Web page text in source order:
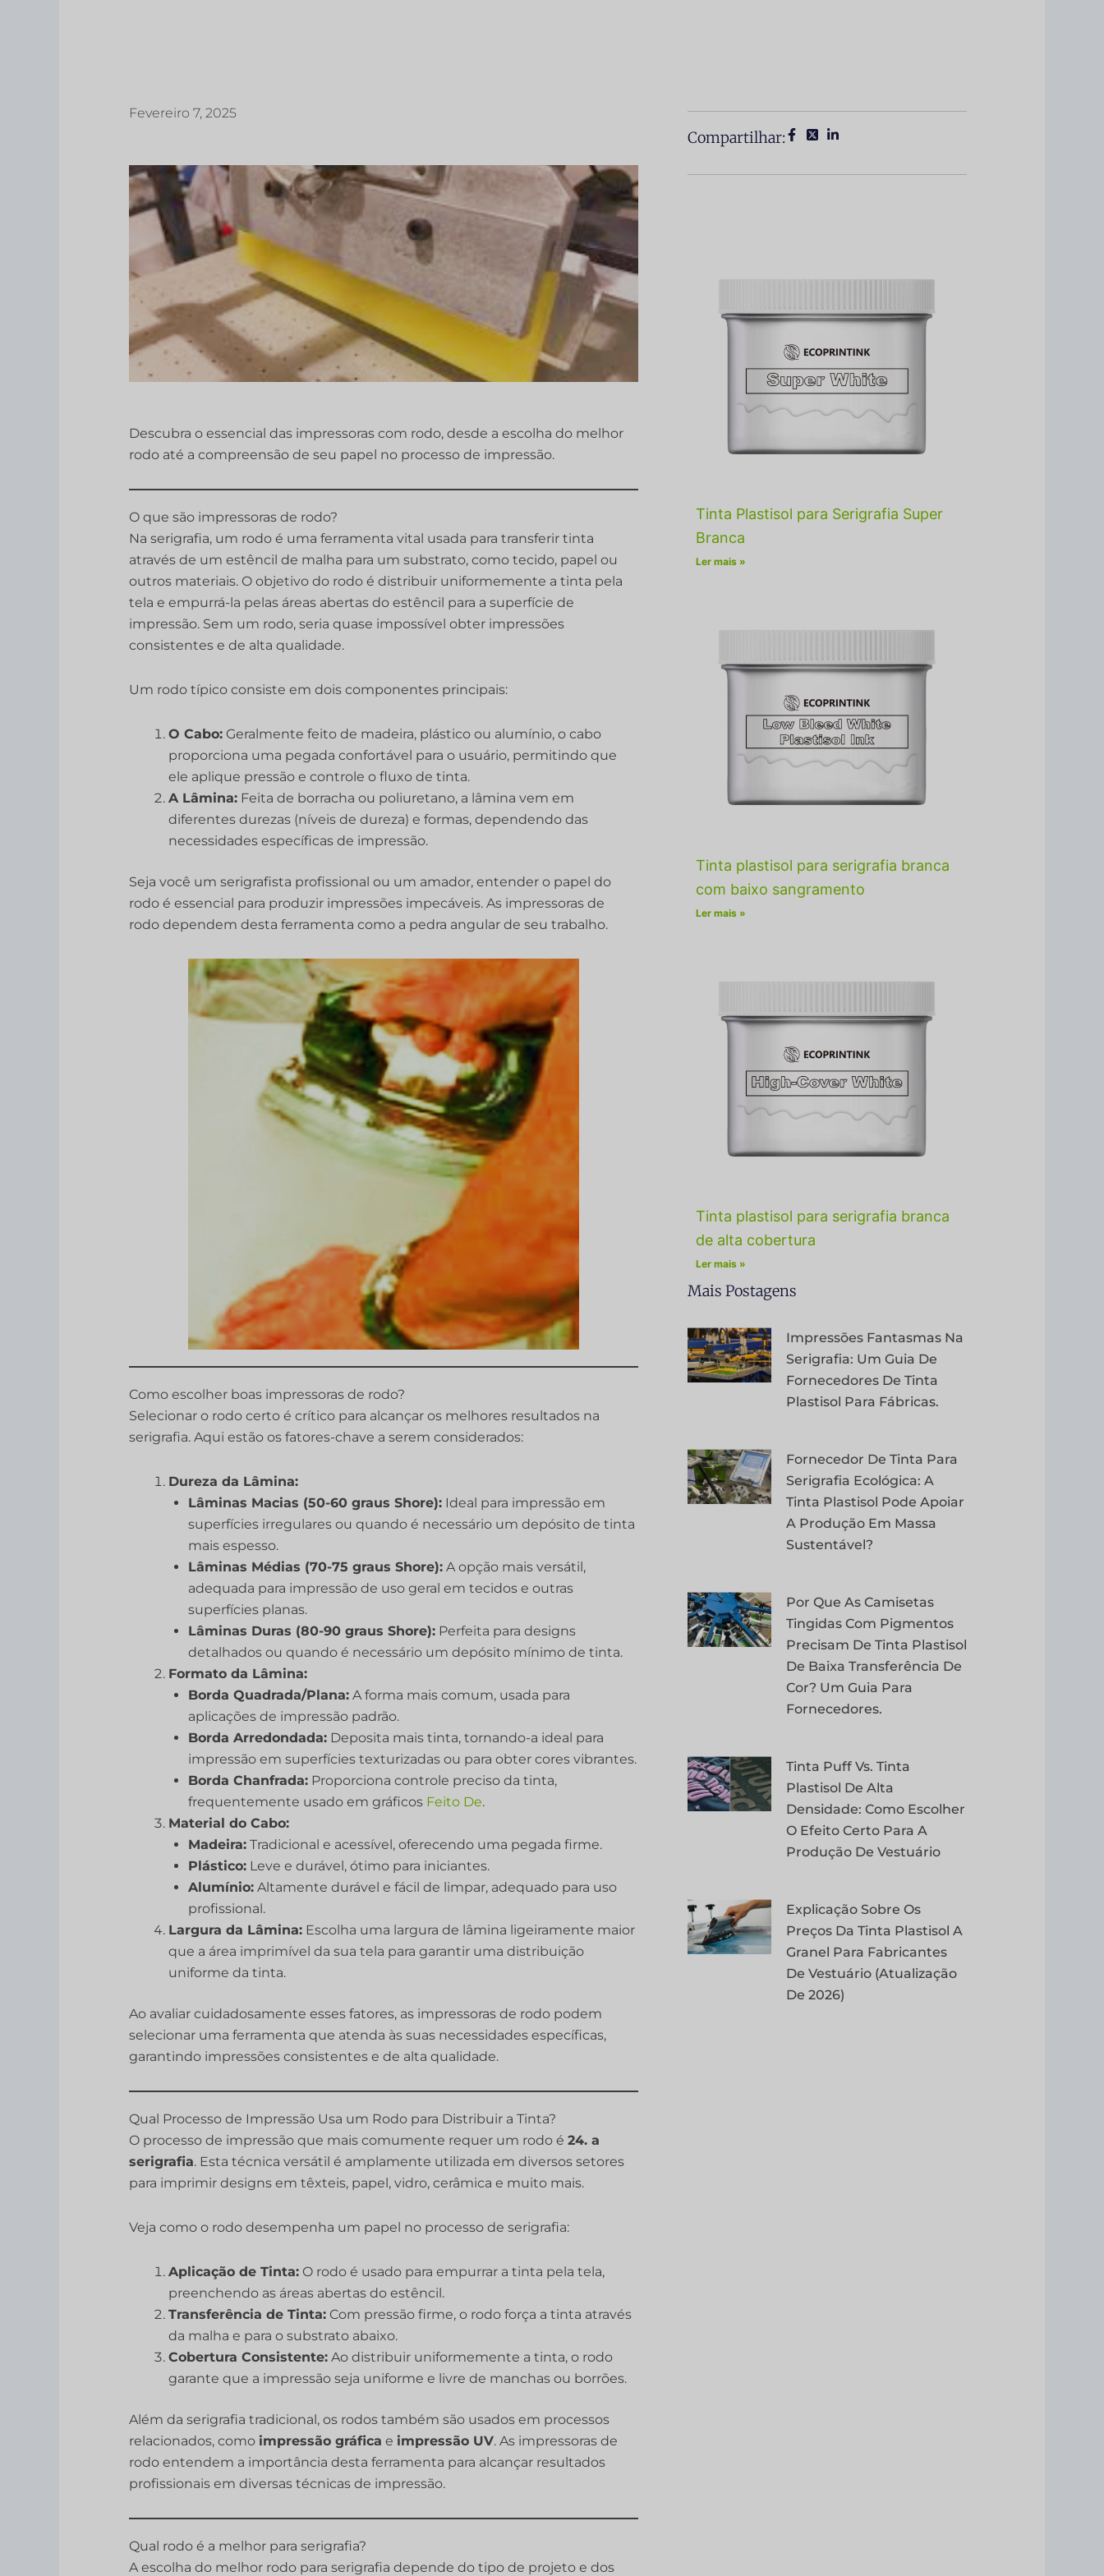
Fevereiro 7, 2025
Descubra o essencial das impressoras com rodo, desde a escolha do melhor
rodo até a compreensão de seu papel no processo de impressão.
O que são impressoras de rodo?
Na serigrafia, um rodo é uma ferramenta vital usada para transferir tinta
através de um estêncil de malha para um substrato, como tecido, papel ou
outros materiais. O objetivo do rodo é distribuir uniformemente a tinta pela
tela e empurrá-la pelas áreas abertas do estêncil para a superfície de
impressão. Sem um rodo, seria quase impossível obter impressões
consistentes e de alta qualidade.
Um rodo típico consiste em dois componentes principais:
O Cabo:Geralmente feito de madeira, plástico ou alumínio, o cabo
proporciona uma pegada confortável para o usuário, permitindo que
ele aplique pressão e controle o fluxo de tinta.
A Lâmina:Feita de borracha ou poliuretano, a lâmina vem em
diferentes durezas (níveis de dureza) e formas, dependendo das
necessidades específicas de impressão.
Seja você um serigrafista profissional ou um amador, entender o papel do
rodo é essencial para produzir impressões impecáveis. As impressoras de
rodo dependem desta ferramenta como a pedra angular de seu trabalho.
Como escolher boas impressoras de rodo?
Selecionar o rodo certo é crítico para alcançar os melhores resultados na
serigrafia. Aqui estão os fatores-chave a serem considerados:
Dureza da Lâmina:
Lâminas Macias (50-60 graus Shore):Ideal para impressão em
superfícies irregulares ou quando é necessário um depósito de tinta
mais espesso.
Lâminas Médias (70-75 graus Shore):A opção mais versátil,
adequada para impressão de uso geral em tecidos e outras
superfícies planas.
Lâminas Duras (80-90 graus Shore):Perfeita para designs
detalhados ou quando é necessário um depósito mínimo de tinta.
Formato da Lâmina:
Borda Quadrada/Plana:A forma mais comum, usada para
aplicações de impressão padrão.
Borda Arredondada:Deposita mais tinta, tornando-a ideal para
impressão em superfícies texturizadas ou para obter cores vibrantes.
Borda Chanfrada:Proporciona controle preciso da tinta,
frequentemente usado em gráficos Feito De.
Material do Cabo:
Madeira:Tradicional e acessível, oferecendo uma pegada firme.
Plástico:Leve e durável, ótimo para iniciantes.
Alumínio:Altamente durável e fácil de limpar, adequado para uso
profissional.
Largura da Lâmina:Escolha uma largura de lâmina ligeiramente maior
que a área imprimível da sua tela para garantir uma distribuição
uniforme da tinta.
Ao avaliar cuidadosamente esses fatores, as impressoras de rodo podem
selecionar uma ferramenta que atenda às suas necessidades específicas,
garantindo impressões consistentes e de alta qualidade.
Qual Processo de Impressão Usa um Rodo para Distribuir a Tinta?
O processo de impressão que mais comumente requer um rodo é 24. a
serigrafia. Esta técnica versátil é amplamente utilizada em diversos setores
para imprimir designs em têxteis, papel, vidro, cerâmica e muito mais.
Veja como o rodo desempenha um papel no processo de serigrafia:
Aplicação de Tinta:O rodo é usado para empurrar a tinta pela tela,
preenchendo as áreas abertas do estêncil.
Transferência de Tinta:Com pressão firme, o rodo força a tinta através
da malha e para o substrato abaixo.
Cobertura Consistente:Ao distribuir uniformemente a tinta, o rodo
garante que a impressão seja uniforme e livre de manchas ou borrões.
Além da serigrafia tradicional, os rodos também são usados em processos
relacionados, como impressão gráfica e impressão UV. As impressoras de
rodo entendem a importância desta ferramenta para alcançar resultados
profissionais em diversas técnicas de impressão.
Qual rodo é a melhor para serigrafia?
A escolha do melhor rodo para serigrafia depende do tipo de projeto e dos
Compartilhar:
Tinta Plastisol para Serigrafia Super
Branca
Ler mais »
Tinta plastisol para serigrafia branca
com baixo sangramento
Ler mais »
Tinta plastisol para serigrafia branca
de alta cobertura
Ler mais »
Mais Postagens
Impressões Fantasmas Na
Serigrafia: Um Guia De
Fornecedores De Tinta
Plastisol Para Fábricas.
Fornecedor De Tinta Para
Serigrafia Ecológica: A
Tinta Plastisol Pode Apoiar
A Produção Em Massa
Sustentável?
Por Que As Camisetas
Tingidas Com Pigmentos
Precisam De Tinta Plastisol
De Baixa Transferência De
Cor? Um Guia Para
Fornecedores.
Tinta Puff Vs. Tinta
Plastisol De Alta
Densidade: Como Escolher
O Efeito Certo Para A
Produção De Vestuário
Explicação Sobre Os
Preços Da Tinta Plastisol A
Granel Para Fabricantes
De Vestuário (atualização
De 2026)